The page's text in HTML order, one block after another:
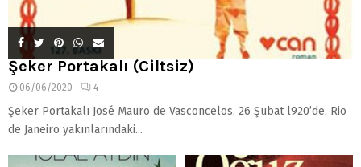
Şeker Portakalı (Ciltsiz)
06/06/2020 4
Şeker Portakalı José Mauro de Vasconcelos, 26 Şubat l920’de, Rio
de Janeiro yakınlarındaki...